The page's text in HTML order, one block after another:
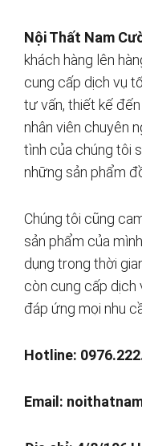
Nội Thất Nam
khách hàng lên
cung cấp dịch vụ
tư vấn, thiết kế
nhân viên chuyên
tình của chúng tôi
những sản phẩm
Chúng tôi cũng
sản phẩm của
dụng trong thời
còn cung cấp dịch
đáp ứng mọi nhu
Hotline:
Email: